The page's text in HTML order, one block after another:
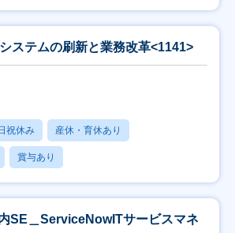
ステムの刷新と業務改革<1141>
祝休み 産休・育休あり
賞与あり
SE＿ServiceNowITサービスマネ